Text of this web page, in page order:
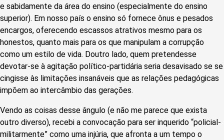
e sabidamente da área do ensino (especialmente do ensino
superior). Em nosso país o ensino só fornece ônus e pesados
encargos, oferecendo escassos atrativos mesmo para os
honestos, quanto mais para os que manipulam a corrupção
como um estilo de vida. Doutro lado, quem pretendesse
devotar-se à agitação político-partidária seria desavisado se se
cingisse às limitações insanáveis que as relações pedagógicas
impõem ao intercâmbio das gerações.
Vendo as coisas desse ângulo (e não me parece que exista
outro diverso), recebi a convocação para ser inquerido “policial-
militarmente” como uma injúria, que afronta a um tempo o